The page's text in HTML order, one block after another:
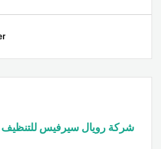
شركة رويال سيرفيس للتنظيف